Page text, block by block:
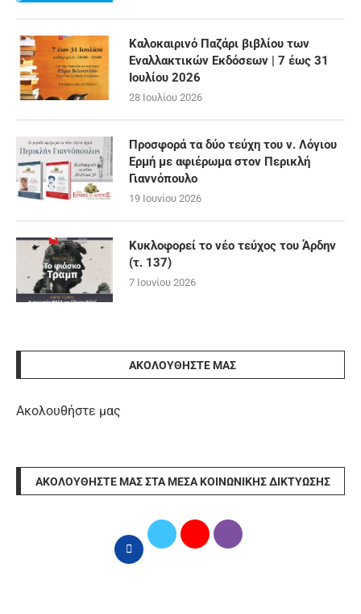
Καλοκαιρινό Παζάρι βιβλίου των
Εναλλακτικών Εκδόσεων | 7 έως 31
Ιουλίου 2026
28 Ιουλίου 2026
Προσφορά τα δύο τεύχη του ν. Λόγιου
Ερμή με αφιέρωμα στον Περικλή
Γιαννόπουλο
19 Ιουνίου 2026
Κυκλοφορεί το νέο τεύχος του Άρδην
(τ. 137)
7 Ιουνίου 2026
ΑΚΟΛΟΥΘΉΣΤΕ ΜΑΣ
Ακολουθήστε μας
ΑΚΟΛΟΥΘΉΣΤΕ ΜΑΣ ΣΤΑ ΜΈΣΑ ΚΟΙΝΩΝΙΚΉΣ ΔΙΚΤΎΩΣΗΣ